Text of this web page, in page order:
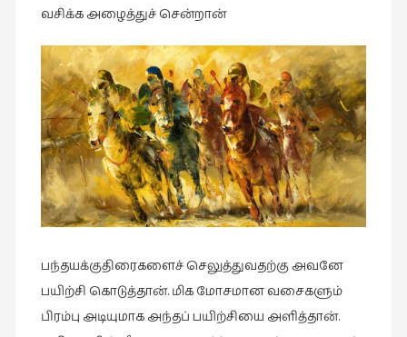
சிறுகதை
சினிமா
சுழலும்
பார்வைகள்
தனிமை
கொண்டவர்கள்
வசிக்க அழைத்துச் சென்றான்
பந்தயக்குதிரைகளைச் செலுத்துவதற்கு அவனே
பயிற்சி கொடுத்தான். மிக மோசமான வசைகளும்
பிரம்பு அடியுமாக அந்தப் பயிற்சியை அளித்தான்.